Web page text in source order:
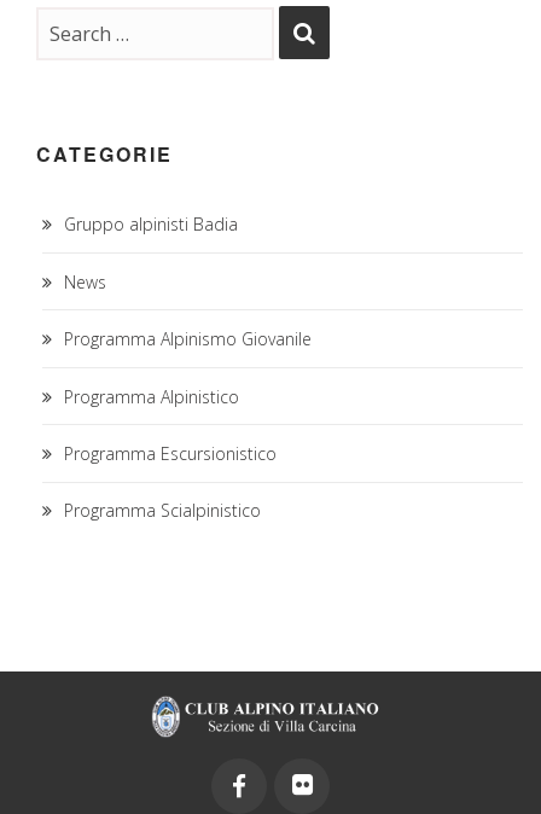
CATEGORIE
Gruppo alpinisti Badia
News
Programma Alpinismo Giovanile
Programma Alpinistico
Programma Escursionistico
Programma Scialpinistico